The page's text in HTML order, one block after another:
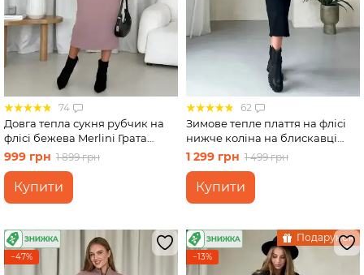
74
Довга тепла сукня рубчик на
флісі бежева Merlini Грата
700001822 розмір S-M
999 грн 1 899 грн
Купити
62
Зимове тепле плаття на флісі
нижче коліна на блискавці
чорний Merlini Антоні
700001041, розмір 42-44 (S-M)
1 299 грн 1 499 грн
Купити
−47%
Подарунок
−13%